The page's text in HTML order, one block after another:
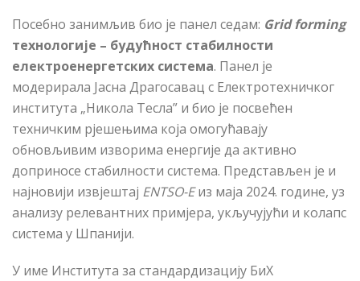
Посебно занимљив био је панел седам: Grid forming
технологије – будућност стабилности
електроенергетских система. Панел је
модерирала Јасна Драгосавац с Електротехничког
института „Никола Тесла” и био је посвећен
техничким рјешењима која омогућавају
обновљивим изворима енергије да активно
доприносе стабилности система. Представљен је и
најновији извјештај ENTSO-Eиз маја 2024. године, уз
анализу релевантних примјера, укључујући и колапс
система у Шпанији.
У име Института за стандардизацију БиХ